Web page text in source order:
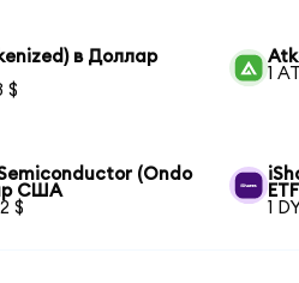
в Доллар
$
1
(Ondo
США
$
1